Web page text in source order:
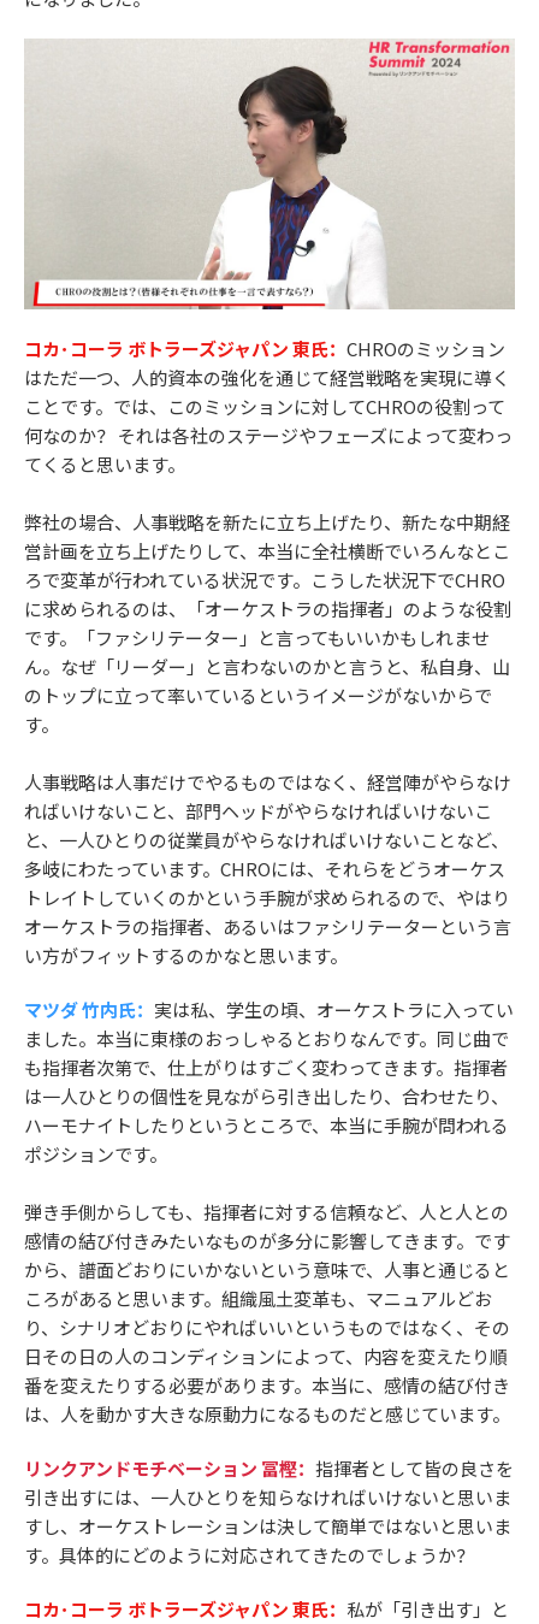
コカ･コーラ ボトラーズジャパン 東氏： CHROのミッション
はただ一つ、人的資本の強化を通じて経営戦略を実現に導く
ことです。では、このミッションに対してCHROの役割って
何なのか？ それは各社のステージやフェーズによって変わっ
てくると思います。
弊社の場合、人事戦略を新たに立ち上げたり、新たな中期経
営計画を立ち上げたりして、本当に全社横断でいろんなとこ
ろで変革が行われている状況です。こうした状況下でCHRO
に求められるのは、「オーケストラの指揮者」のような役割
です。「ファシリテーター」と言ってもいいかもしれませ
ん。なぜ「リーダー」と言わないのかと言うと、私自身、山
のトップに立って率いているというイメージがないからで
す。
人事戦略は人事だけでやるものではなく、経営陣がやらなけ
ればいけないこと、部門ヘッドがやらなければいけないこ
と、一人ひとりの従業員がやらなければいけないことなど、
多岐にわたっています。CHROには、それらをどうオーケス
トレイトしていくのかという手腕が求められるので、やはり
オーケストラの指揮者、あるいはファシリテーターという言
い方がフィットするのかなと思います。
マツダ 竹内氏： 実は私、学生の頃、オーケストラに入ってい
ました。本当に東様のおっしゃるとおりなんです。同じ曲で
も指揮者次第で、仕上がりはすごく変わってきます。指揮者
は一人ひとりの個性を見ながら引き出したり、合わせたり、
ハーモナイトしたりというところで、本当に手腕が問われる
ポジションです。
弾き手側からしても、指揮者に対する信頼など、人と人との
感情の結び付きみたいなものが多分に影響してきます。です
から、譜面どおりにいかないという意味で、人事と通じると
ころがあると思います。組織風土変革も、マニュアルどお
り、シナリオどおりにやればいいというものではなく、その
日その日の人のコンディションによって、内容を変えたり順
番を変えたりする必要があります。本当に、感情の結び付き
は、人を動かす大きな原動力になるものだと感じています。
リンクアンドモチベーション 冨樫： 指揮者として皆の良さを
引き出すには、一人ひとりを知らなければいけないと思いま
すし、オーケストレーションは決して簡単ではないと思いま
す。具体的にどのように対応されてきたのでしょうか？
コカ･コーラ ボトラーズジャパン 東氏： 私が「引き出す」と